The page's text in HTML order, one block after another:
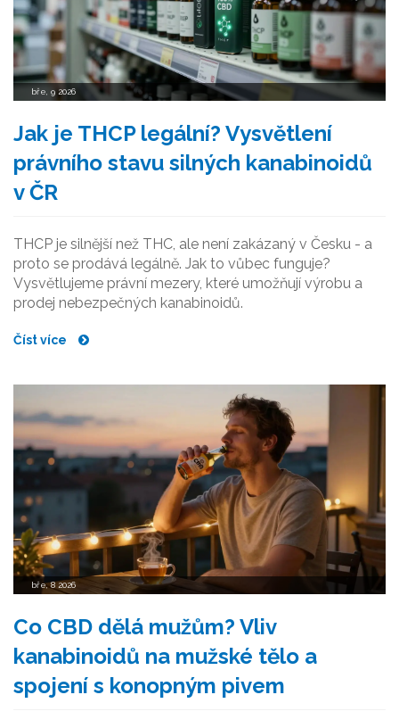
bře, 9 2026
Jak je THCP legální? Vysvětlení
právního stavu silných kanabinoidů
v ČR
THCP je silnější než THC, ale není zakázaný v Česku - a
proto se prodává legálně. Jak to vůbec funguje?
Vysvětlujeme právní mezery, které umožňují výrobu a
prodej nebezpečných kanabinoidů.
Číst více
bře, 8 2026
Co CBD dělá mužům? Vliv
kanabinoidů na mužské tělo a
spojení s konopným pivem